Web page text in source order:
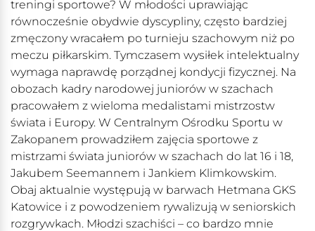
treningi sportowe? W młodości uprawiając
równocześnie obydwie dyscypliny, często bardziej
zmęczony wracałem po turnieju szachowym niż po
meczu piłkarskim. Tymczasem wysiłek intelektualny
wymaga naprawdę porządnej kondycji fizycznej. Na
obozach kadry narodowej juniorów w szachach
pracowałem z wieloma medalistami mistrzostw
świata i Europy. W Centralnym Ośrodku Sportu w
Zakopanem prowadziłem zajęcia sportowe z
mistrzami świata juniorów w szachach do lat 16 i 18,
Jakubem Seemannem i Jankiem Klimkowskim.
Obaj aktualnie występują w barwach Hetmana GKS
Katowice i z powodzeniem rywalizują w seniorskich
rozgrywkach. Młodzi szachiści – co bardzo mnie